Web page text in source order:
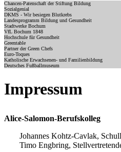
Chancen-Patenschaft der Stiftung Bildung
Sozialgenial
DKMS - Wir besiegen Blutkrebs
Landesprogramm Bildung und Gesundheit
Stadtwerke Bochum
VfL Bochum 1848
Hochschule für Gesundheit
Greentable
Partner der Green Chefs
Euro-Toques
Katholische Erwachsenen- und Familienbildung
Deutsches Fußballmuseum
Impressum
Alice-Salomon-Berufskolleg
Johannes Kohtz-Cavlak,
Timo Engbring,